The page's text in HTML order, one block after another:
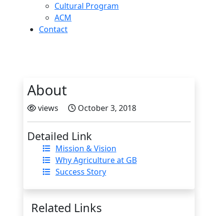
Cultural Program
ACM
Contact
About
views October 3, 2018
Detailed Link
Mission & Vision
Why Agriculture at GB
Success Story
Related Links